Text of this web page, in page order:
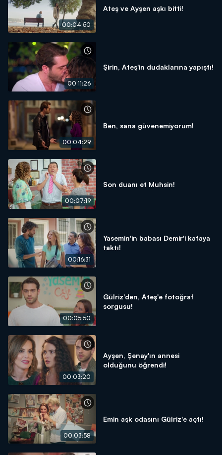
00:04:50
Ateş ve Ayşen aşkı bitti!
00:11:26
Şirin, Ateş'in dudaklarına yapıştı!
00:04:29
Ben, sana güvenemiyorum!
00:07:19
Son duanı et Muhsin!
00:16:31
Yasemin'in babası Demir'i kafaya
taktı!
00:05:50
Gülriz'den, Ateş'e fotoğraf
sorgusu!
00:03:20
Ayşen, Şenay'ın annesi
olduğunu öğrendi!
00:03:58
Emin aşk odasını Gülriz'e açtı!